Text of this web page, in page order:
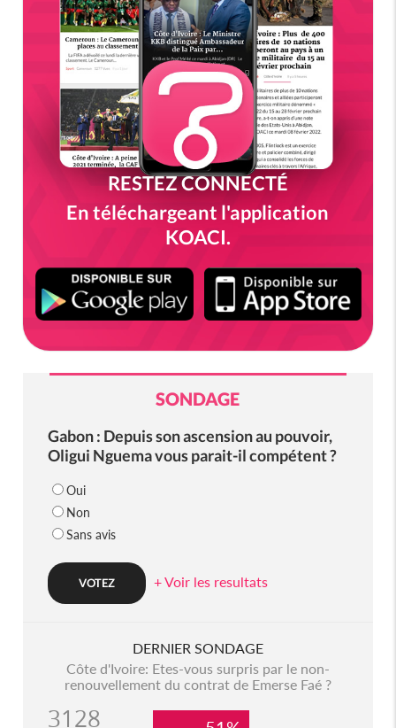
RESTEZ CONNECTÉ
En téléchargeant l'application
KOACI.
SONDAGE
Gabon : Depuis son ascension au pouvoir,
Oligui Nguema vous parait-il compétent ?
Oui
Non
Sans avis
+ Voir les resultats
DERNIER SONDAGE
Côte d'Ivoire: Etes-vous surpris par le non-
renouvellement du contrat de Emerse Faé ?
3128